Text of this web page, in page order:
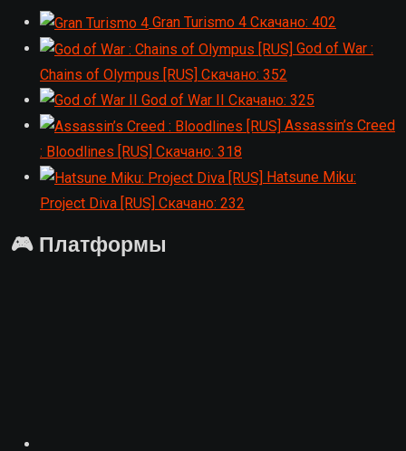
Gran Turismo 4 Скачано: 402
God of War :
Chains of Olympus [RUS] Скачано: 352
God of War II Скачано: 325
Assassin’s Creed
: Bloodlines [RUS] Скачано: 318
Hatsune Miku:
Project Diva [RUS] Скачано: 232
🎮 Платформы